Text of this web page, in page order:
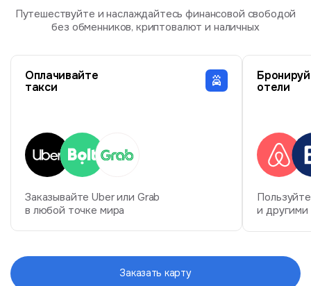
Путешествуйте и наслаждайтесь финансовой свободой
без обменников, криптовалют и наличных
Оплачивайте
такси
Заказывайте Uber или Grab
в любой точке мира
отели
и другими
Заказать карту